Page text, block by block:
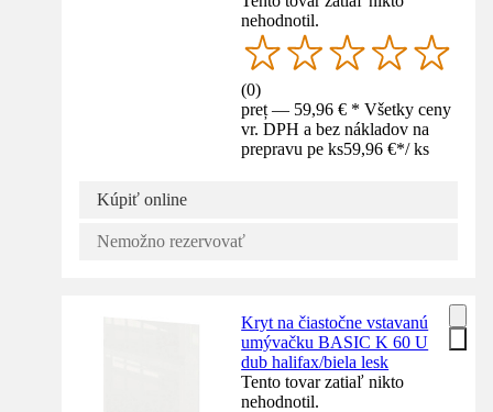
nehodnotil.
(0)
preț — 59,96 € * Všetky ceny
vr. DPH a bez nákladov na
prepravu pe ks59,96 €*/ ks
Kúpiť online
Nemožno rezervovať
Kryt na čiastočne vstavanú
umývačku BASIC K 60 U
dub halifax/biela lesk
Tento tovar zatiaľ nikto
nehodnotil.